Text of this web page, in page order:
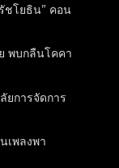
ชโยธิน” คอน
พบกลืนโคคา
ยการจัดการ
เพลงพา